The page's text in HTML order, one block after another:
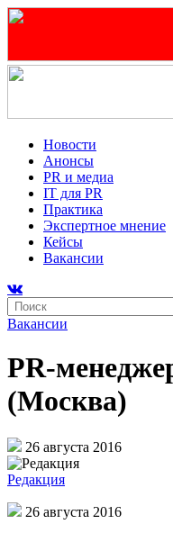
Новости
Анонсы
PR и медиа
IT для PR
Практика
Экспертное мнение
Кейсы
Вакансии
Вакансии
PR-
(Москва)
26 августа 2016
Редакция
26 августа 2016